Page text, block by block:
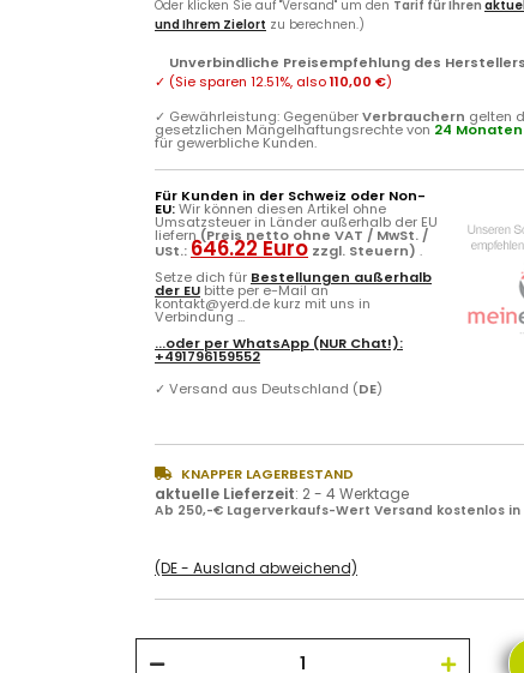
Oder klicken Sie auf "Versand" um den Tarif für Ihren
und Ihrem Zielort zu berechnen.)
Unverbindliche Preisempfehlung des Herstellers
✓ (Sie sparen 12.51%, also110,00 €)
✓ Gewährleistung: GegenüberVerbrauchern gelten
gesetzlichen Mängelhaftungsrechte von 24 Monaten
für gewerbliche Kunden.
Für Kunden in der Schweiz oder Non-
EU:Wir können diesen Artikel ohne
Umsatzsteuer in Länder außerhalb der EU
liefern(Preis netto ohne VAT / MwSt. /
USt.: 646.22 Euro zzgl. Steuern) .
Setze dich für Bestellungen außerhalb
der EU bitte per e-Mail an
kontakt@yerd.de kurz mit uns in
Verbindung ...
...oder perWhatsApp (NUR Chat!):
+491796159552
✓ Versand aus Deutschland (DE)
KNAPPER LAGERBESTAND
aktuelle Lieferzeit: 2 - 4 Werktage
Ab 250,-€ Lagerverkaufs-Wert Versand kostenlos in
(DE - Ausland abweichend)